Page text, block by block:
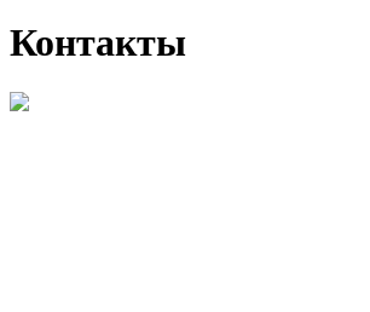
Контакты